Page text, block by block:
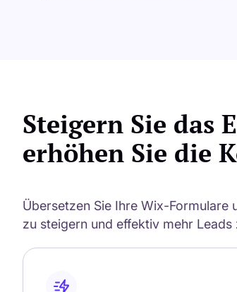
Steigern Sie das
erhöhen Sie die
Übersetzen Sie Ihre Wix-
zu steigern und effektiv mehr Leads